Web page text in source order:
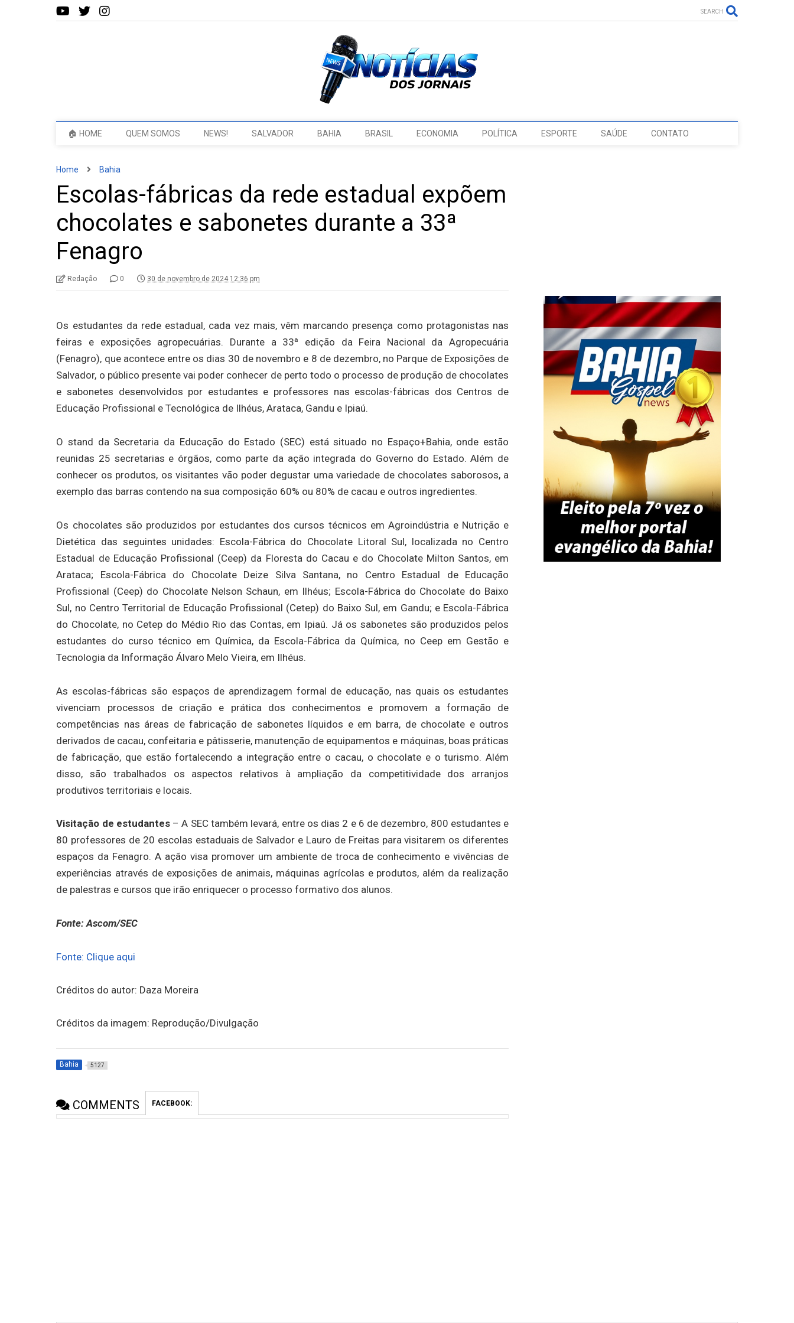
SEARCH
🏠 HOME QUEM SOMOS NEWS! SALVADOR BAHIA BRASIL ECONOMIA POLÍTICA ESPORTE SAÚDE CONTATO
Home Bahia
Escolas-fábricas da rede estadual expõem
chocolates e sabonetes durante a 33ª
Fenagro
Redação 0 30 de novembro de 2024 12:36 pm
Os estudantes da rede estadual, cada vez mais, vêm marcando presença como protagonistas nas
feiras e exposições agropecuárias. Durante a 33ª edição da Feira Nacional da Agropecuária
(Fenagro), que acontece entre os dias 30 de novembro e 8 de dezembro, no Parque de Exposições de
Salvador, o público presente vai poder conhecer de perto todo o processo de produção de chocolates
e sabonetes desenvolvidos por estudantes e professores nas escolas-fábricas dos Centros de
Educação Profissional e Tecnológica de Ilhéus, Arataca, Gandu e Ipiaú.
O stand da Secretaria da Educação do Estado (SEC) está situado no Espaço+Bahia, onde estão
reunidas 25 secretarias e órgãos, como parte da ação integrada do Governo do Estado. Além de
conhecer os produtos, os visitantes vão poder degustar uma variedade de chocolates saborosos, a
exemplo das barras contendo na sua composição 60% ou 80% de cacau e outros ingredientes.
Os chocolates são produzidos por estudantes dos cursos técnicos em Agroindústria e Nutrição e
Dietética das seguintes unidades: Escola-Fábrica do Chocolate Litoral Sul, localizada no Centro
Estadual de Educação Profissional (Ceep) da Floresta do Cacau e do Chocolate Milton Santos, em
Arataca; Escola-Fábrica do Chocolate Deize Silva Santana, no Centro Estadual de Educação
Profissional (Ceep) do Chocolate Nelson Schaun, em Ilhéus; Escola-Fábrica do Chocolate do Baixo
Sul, no Centro Territorial de Educação Profissional (Cetep) do Baixo Sul, em Gandu; e Escola-Fábrica
do Chocolate, no Cetep do Médio Rio das Contas, em Ipiaú. Já os sabonetes são produzidos pelos
estudantes do curso técnico em Química, da Escola-Fábrica da Química, no Ceep em Gestão e
Tecnologia da Informação Álvaro Melo Vieira, em Ilhéus.
As escolas-fábricas são espaços de aprendizagem formal de educação, nas quais os estudantes
vivenciam processos de criação e prática dos conhecimentos e promovem a formação de
competências nas áreas de fabricação de sabonetes líquidos e em barra, de chocolate e outros
derivados de cacau, confeitaria e pâtisserie, manutenção de equipamentos e máquinas, boas práticas
de fabricação, que estão fortalecendo a integração entre o cacau, o chocolate e o turismo. Além
disso, são trabalhados os aspectos relativos à ampliação da competitividade dos arranjos
produtivos territoriais e locais.
Visitação de estudantes– A SEC também levará, entre os dias 2 e 6 de dezembro, 800 estudantes e
80 professores de 20 escolas estaduais de Salvador e Lauro de Freitas para visitarem os diferentes
espaços da Fenagro. A ação visa promover um ambiente de troca de conhecimento e vivências de
experiências através de exposições de animais, máquinas agrícolas e produtos, além da realização
de palestras e cursos que irão enriquecer o processo formativo dos alunos.
Fonte: Ascom/SEC
Fonte: Clique aqui
Créditos do autor: Daza Moreira
Créditos da imagem: Reprodução/Divulgação
Bahia 5127
COMMENTS FACEBOOK: